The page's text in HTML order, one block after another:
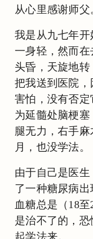
从心里感谢师父
我是从九七年
一身轻，然而
头昏，天旋地
把我送到医院
害怕，没有否
为延髓处脑梗
腿无力，右手
月，也没学法。
由于自己是医
了一种糖尿病出
血糖总是（18
是治不了的，
起学法来。